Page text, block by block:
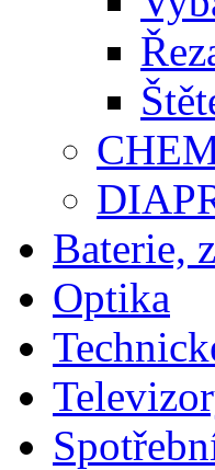
Baterie,
Optika